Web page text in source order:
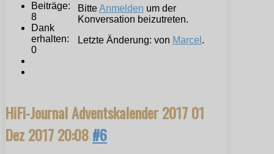
Beiträge:
8
Dank
erhalten:
0
BitteAnmelden um der
Konversation beizutreten.
Letzte Änderung: von Marcel .
HiFi-Journal Adventskalender 201701
Dez 2017 20:08#6